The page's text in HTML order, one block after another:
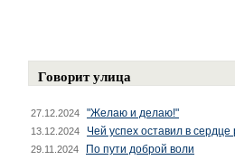
Говорит улица
27.12.2024 "Желаю и делаю!"
13.12.2024 Чей успех оставил в сердце
29.11.2024 По пути доброй воли